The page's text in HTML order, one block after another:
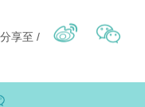
分享至 /